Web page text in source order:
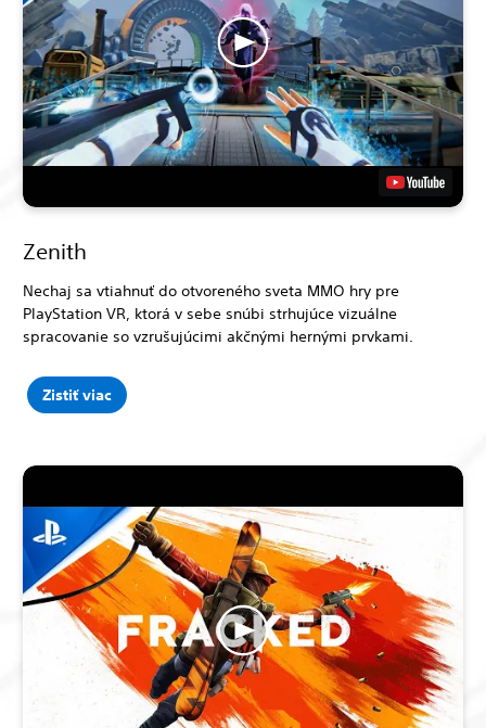
Zenith
Nechaj sa vtiahnuť do otvoreného sveta MMO hry pre
PlayStation VR, ktorá v sebe snúbi strhujúce vizuálne
spracovanie so vzrušujúcimi akčnými hernými prvkami.
Zistiť viac